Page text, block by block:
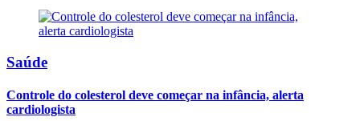
Saúde
Controle do colesterol deve começar na infância, alerta
cardiologista